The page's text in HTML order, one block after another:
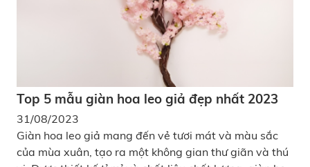
Top 5 mẫu giàn hoa leo giả đẹp nhất 2023
31/08/2023
Giàn hoa leo giả mang đến vẻ tươi mát và màu sắc
của mùa xuân, tạo ra một không gian thư giãn và thú